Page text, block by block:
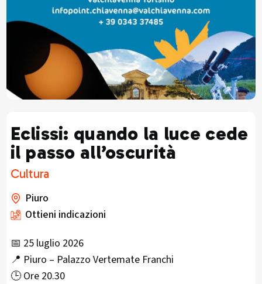
Eclissi: quando la luce cede
il passo all’oscurità
Cultura
Piuro
Ottieni indicazioni
📅 25 luglio 2026
📍 Piuro – Palazzo Vertemate Franchi
🕒 Ore 20.30